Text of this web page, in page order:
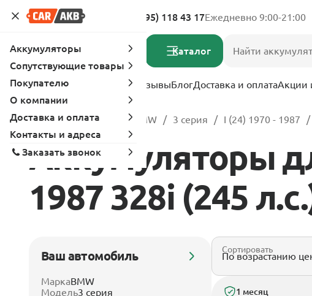
Адреса магазинов 8 (495) 118 43 17Ежедневно 9:00-21:00
Каталог
Услуги Вопрос-ответ ОтзывыБлогДоставка и оплатаАкции
Главная Каталог BMW 3 серия I (24) 1970 - 1987
Аккумуляторы
1987 328i (245
Ваш автомобиль
МаркаBMW
Модель3 серия
Сортировать
1 месяц
Аккумуляторы
Сопутствующие товары
Покупателю
О компании
Доставка и оплата
Контакты и адреса
Заказать звонок